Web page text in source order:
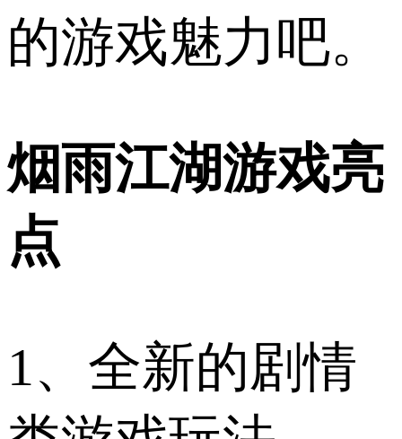
的游戏魅力吧。
烟雨江湖游戏亮
点
1、全新的剧情